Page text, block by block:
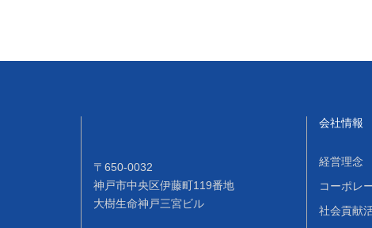
〒650-0032
神戸市中央区伊藤町119番地
大樹生命神戸三宮ビル
会社情報
経営理念
コーポレ
社会貢献